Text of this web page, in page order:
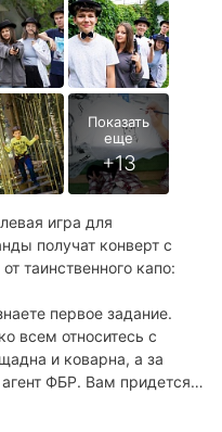
игра для
получат конверт с
таинственного капо:
первое задание.
всем относитесь с
и коварна, а за
ФБР. Вам придется
хитроумные планы,
классы, где